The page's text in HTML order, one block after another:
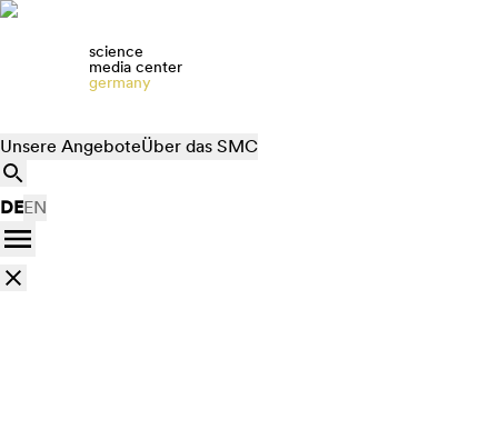
science
media center
germany
Unsere AngeboteÜber das SMC
DEEN